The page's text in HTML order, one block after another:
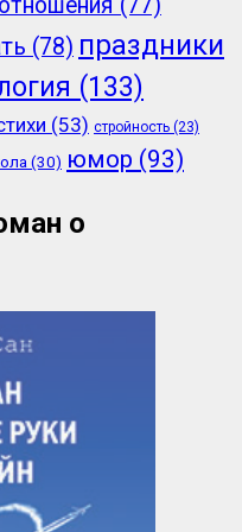
(78) праздники
(133)
(53) стройность (23)
(30) юмор (93)
о